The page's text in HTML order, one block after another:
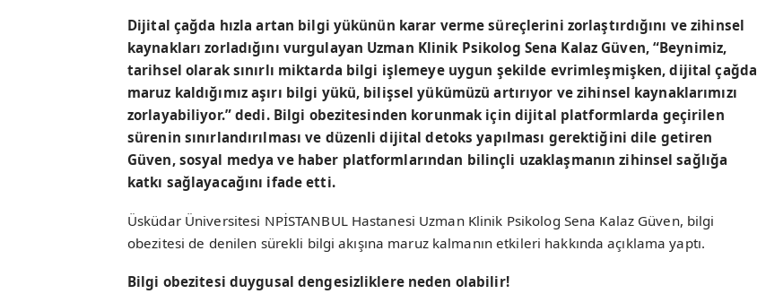
Dijital çağda hızla artan bilgi yükünün karar verme süreçlerini zorlaştırdığını ve zihinsel
kaynakları zorladığını vurgulayan Uzman Klinik Psikolog Sena Kalaz Güven, “Beynimiz,
tarihsel olarak sınırlı miktarda bilgi işlemeye uygun şekilde evrimleşmişken, dijital çağda
maruz kaldığımız aşırı bilgi yükü, bilişsel yükümüzü artırıyor ve zihinsel kaynaklarımızı
zorlayabiliyor.” dedi. Bilgi obezitesinden korunmak için dijital platformlarda geçirilen
sürenin sınırlandırılması ve düzenli dijital detoks yapılması gerektiğini dile getiren
Güven, sosyal medya ve haber platformlarından bilinçli uzaklaşmanın zihinsel sağlığa
katkı sağlayacağını ifade etti.
Üsküdar Üniversitesi NPİSTANBUL Hastanesi Uzman Klinik Psikolog Sena Kalaz Güven, bilgi
obezitesi de denilen sürekli bilgi akışına maruz kalmanın etkileri hakkında açıklama yaptı.
Bilgi obezitesi duygusal dengesizliklere neden olabilir!